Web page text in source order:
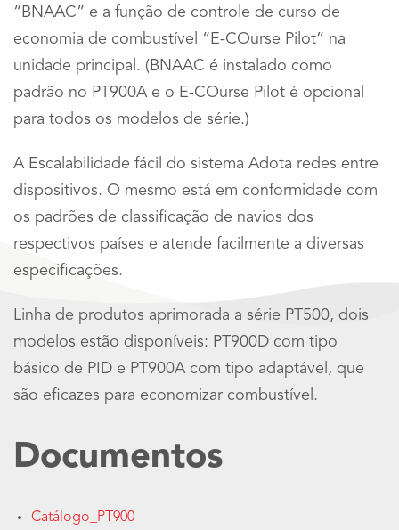
“BNAAC” e a função de controle de curso de
economia de combustível “E-COurse Pilot” na
unidade principal. (BNAAC é instalado como
padrão no PT900A e o E-COurse Pilot é opcional
para todos os modelos de série.)
A Escalabilidade fácil do sistema Adota redes entre
dispositivos. O mesmo está em conformidade com
os padrões de classificação de navios dos
respectivos países e atende facilmente a diversas
especificações.
Linha de produtos aprimorada a série PT500, dois
modelos estão disponíveis: PT900D com tipo
básico de PID e PT900A com tipo adaptável, que
são eficazes para economizar combustível.
Documentos
Catálogo_PT900